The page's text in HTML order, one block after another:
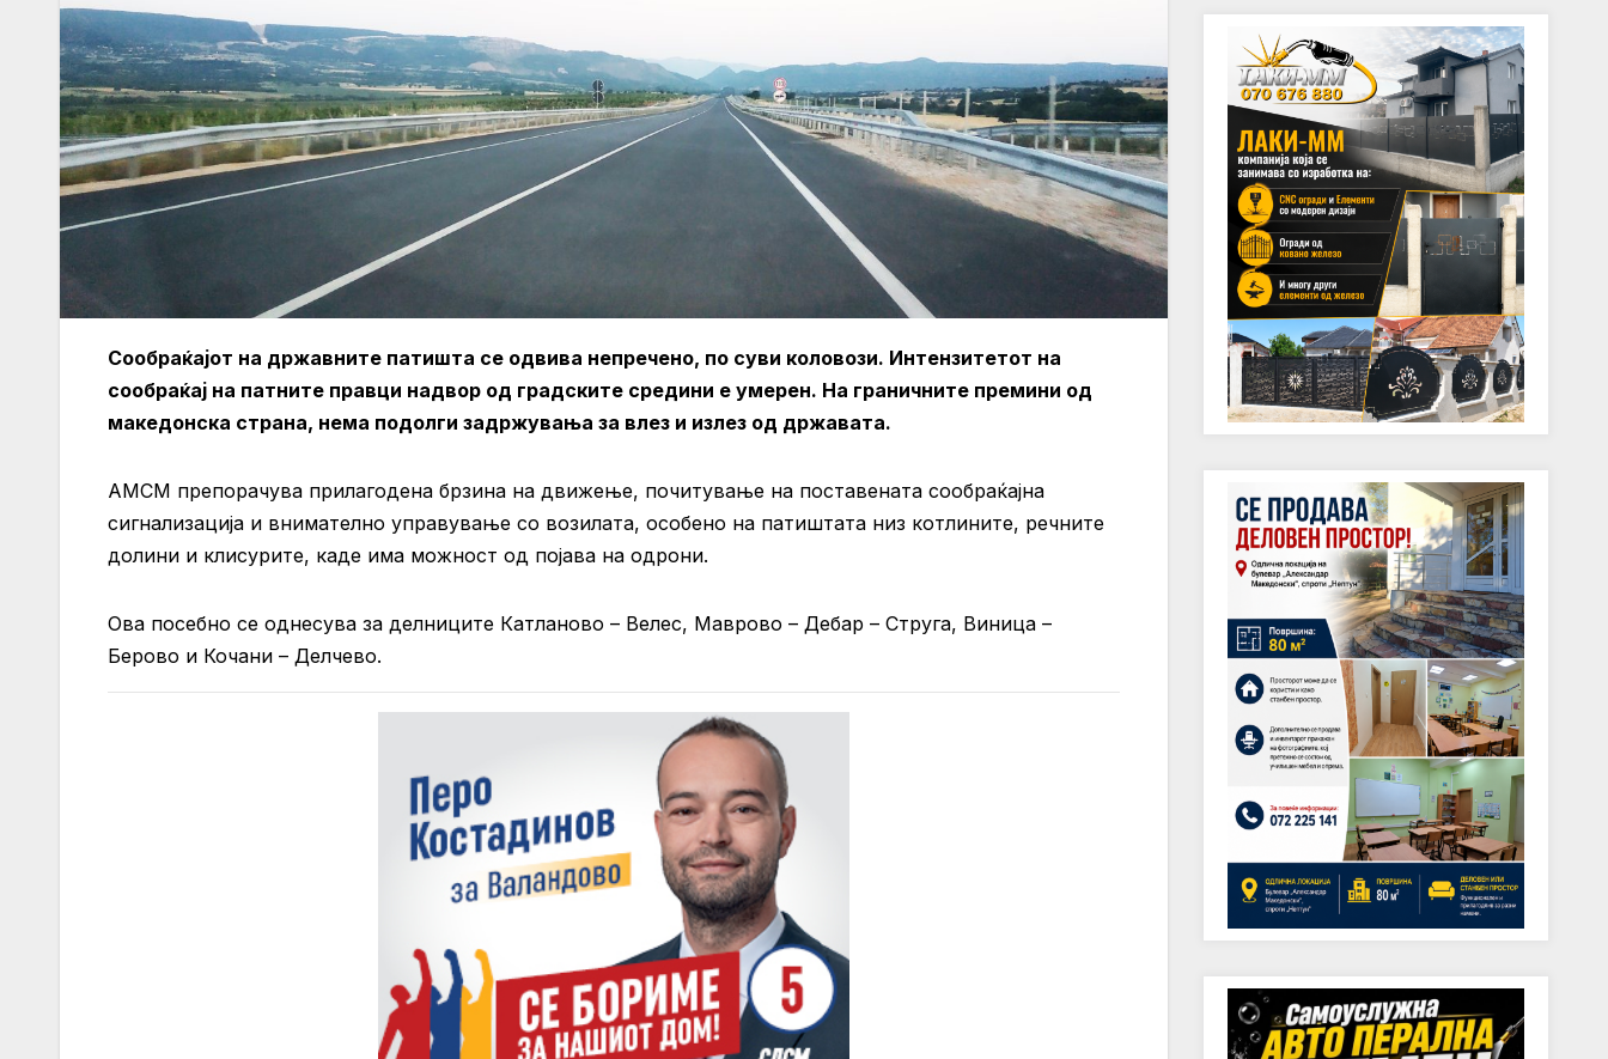
Сообраќајот на државните патишта се одвива непречено, по суви коловози. Интензитетот на
сообраќај на патните правци надвор од градските средини е умерен. На граничните премини од
македонска страна, нема подолги задржувања за влез и излез од државата.
АМСМ препорачува прилагодена брзина на движење, почитување на поставената сообраќајна
сигнализација и внимателно управување со возилата, особено на патиштата низ котлините, речните
долини и клисурите, каде има можност од појава на одрони.
Ова посебно се однесува за делниците Катланово – Велес, Маврово – Дебар – Струга, Виница –
Берово и Кочани – Делчево.